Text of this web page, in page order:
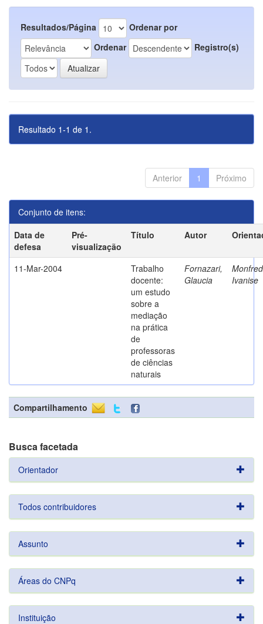
Resultados/Página
Ordenar por
Ordenar
Registro(s)
Resultado 1-1 de 1.
Anterior 1 Próximo
Conjunto de itens:
Data de
defesa
Pré-
visualização
Título Autor
11-Mar-2004
Trabalho
docente:
um estudo
sobre a
mediação
na prática
de
professoras
de ciências
naturais
Fornazari,
Glaucia
Ivanise
Compartilhamento
Busca facetada
Orientador
Todos contribuidores
Assunto
Áreas do CNPq
Instituição